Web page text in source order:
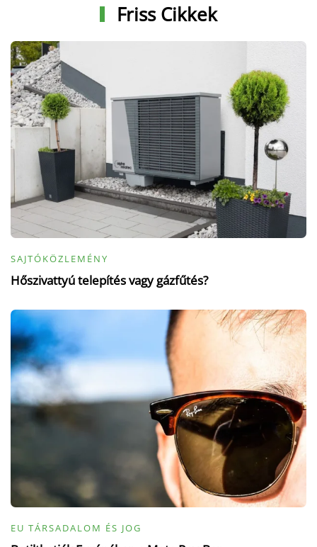
Friss Cikkek
SAJTÓKÖZLEMÉNY
Hőszivattyú telepítés vagy gázfűtés?
EU TÁRSADALOM ÉS JOG